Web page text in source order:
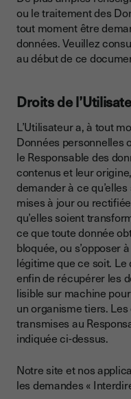
ou le traitement des
tout moment être
données. Veuillez
au début de ce
Droits de
L’Utilisateur a, à tout
Données personnelles
le Responsable des
contenus et leur
demander à ce
mises à jour ou
qu’elles soient
ce que toute donnée
bloquée, ou s’opposer
légitime que ce soit.
enfin de récupérer les
lisible sur machine
un organisme tiers.
transmises au
indiquée ci-dessus.
Notre site et nos
les demandes «